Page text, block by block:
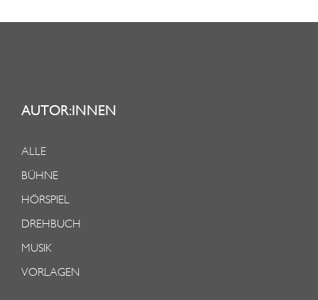
AUTOR:INNEN
ALLE
BÜHNE
HÖRSPIEL
DREHBUCH
MUSIK
VORLAGEN